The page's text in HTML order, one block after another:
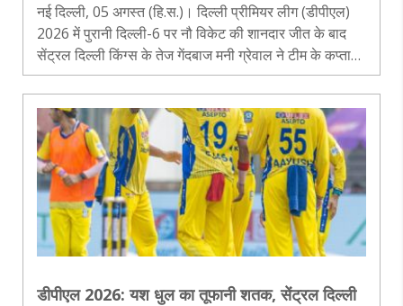
नई दिल्ली, 05 अगस्त (हि.स.)। दिल्ली प्रीमियर लीग (डीपीएल)
2026 में पुरानी दिल्ली-6 पर नौ विकेट की शानदार जीत के बाद
सेंट्रल दिल्ली किंग्स के तेज गेंदबाज मनी ग्रेवाल ने टीम के कप्तान
यश धुल की जमकर सराहना की। उन्होंने कहा कि यश धुल ऐसे
खिलाड़ी हैं,..
डीपीएल 2026: यश धुल का तूफानी शतक, सेंट्रल दिल्ली